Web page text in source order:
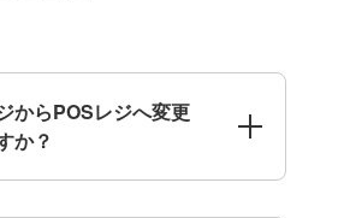
からPOSレジへ変更
か？